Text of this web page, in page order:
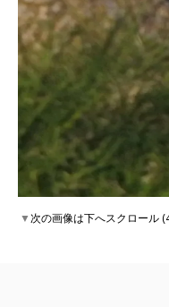
▼次の画像は下へスクロール